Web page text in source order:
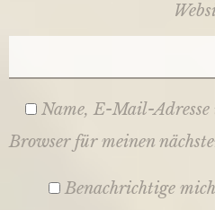
Name, E-Mail-Adresse
Browser für meinen
Benachrichtige